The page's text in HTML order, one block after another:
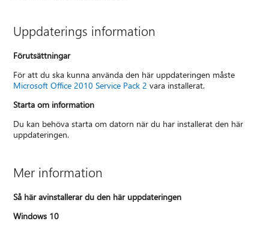
Uppdaterings information
Förutsättningar
För att du ska kunna använda den här uppdateringen måste
Microsoft Office 2010 Service Pack 2 vara installerat.
Starta om information
Du kan behöva starta om datorn när du har installerat den här
uppdateringen.
Mer information
Så här avinstallerar du den här uppdateringen
Windows 10